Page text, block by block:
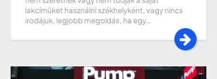
lakcímüket használni székhelyként, vagy nincs
irodájuk, legjobb megoldás, ha egy…